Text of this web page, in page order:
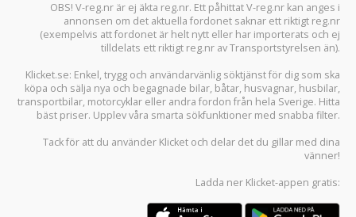
OBS! V-reg.nr är ej äkta reg.nr. Ett påhittat V-reg.nr kan anges i
annonsen om det aktuella fordonet saknar ett riktigt reg.nr
(exempelvis att fordonet är helt nytt eller har importerats och ej
tilldelats ett riktigt reg.nr av Transportstyrelsen än).
Klicket.se: Enkel, trygg och användarvänlig söktjänst för dig som ska
köpa och sälja nya och begagnade bilar, båtar, husvagnar, husbilar,
transportbilar, motorcyklar eller andra fordon från hela Sverige. Hitta
bäst priser. Upplev våra smarta sökfunktioner med snabba filter.
Tack för att du använder Klicket och delar det du gillar med dina
vänner!
Ladda ner Klicket-appen gratis: